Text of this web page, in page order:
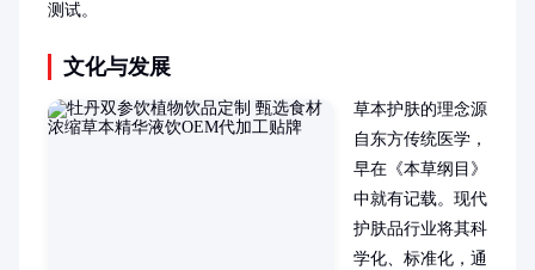
测试。
文化与发展
草本护肤的理念源
自东方传统医学，
早在《本草纲目》
中就有记载。现代
护肤品行业将其科
学化、标准化，通